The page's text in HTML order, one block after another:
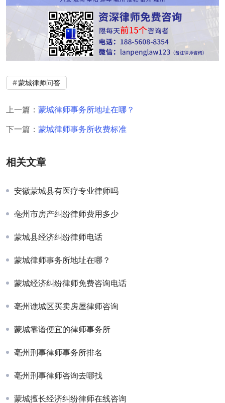
蒙城律师问答
上一篇： 蒙城律师事务所地址在哪？
下一篇： 蒙城律师事务所收费标准
相关文章
安徽蒙城县有医疗专业律师吗
亳州市房产纠纷律师费用多少
蒙城县经济纠纷律师电话
蒙城律师事务所地址在哪？
蒙城经济纠纷律师免费咨询电话
亳州谯城区买卖房屋律师咨询
蒙城靠谱便宜的律师事务所
亳州刑事律师事务所排名
亳州刑事律师咨询去哪找
蒙城擅长经济纠纷律师在线咨询